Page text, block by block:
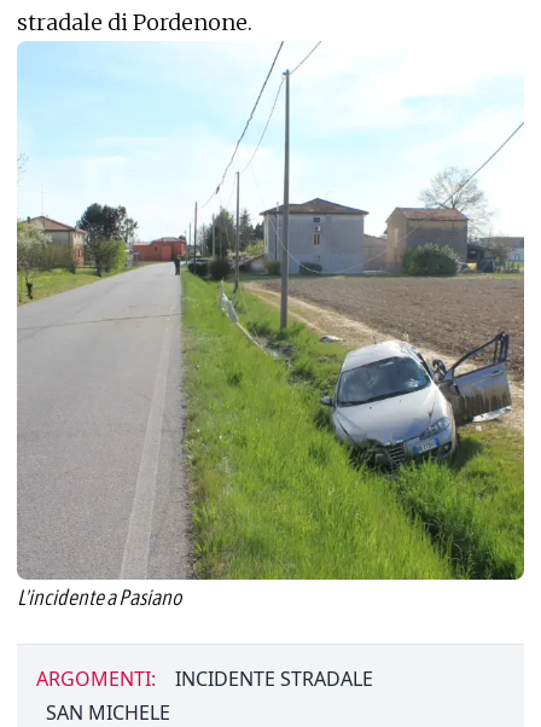
stradale di Pordenone.
L'incidente a Pasiano
ARGOMENTI:
INCIDENTE STRADALE
SAN MICHELE